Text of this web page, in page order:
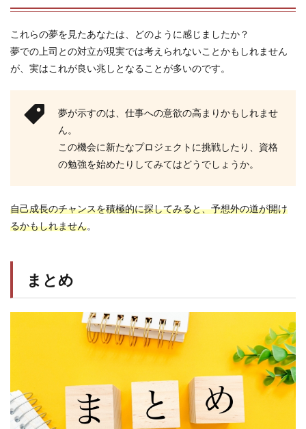
これらの夢を見たあなたは、どのように感じましたか？
夢での上司との対立が現実では考えられないことかもしれません
が、実はこれが良い兆しとなることが多いのです。
夢が示すのは、仕事への意欲の高まりかもしれませ
ん。
この機会に新たなプロジェクトに挑戦したり、資格
の勉強を始めたりしてみてはどうでしょうか。
自己成長のチャンスを積極的に探してみると、予想外の道が開け
るかもしれません。
まとめ